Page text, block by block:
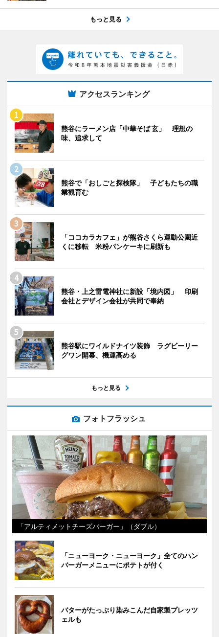
もっと見る
アクセスランキング
熊谷にラーメン店「中華そば 玄」 理想の
味、追求して
熊谷で「おしごと探検隊」 子どもたちの職
業観育む
「ココカラカフェ」が熊谷さくら運動公園近
くに移転 米粉パンケーキに刷新も
熊谷・上之雷電神社に新設「境内図」 印刷
会社とデザイン会社が共同で奉納
熊谷駅にワイルドナイツ装飾 ラグビーリー
グワン開幕、機運高める
もっと見る
フォトフラッシュ
「アルティメットチーズバーガー」（ダブル）
「ニューヨーク・ニューヨーク」全てのハン
バーガーメニューにポテトが付く
バターがたっぷり染みこんだ自家製プレッツ
ェルも